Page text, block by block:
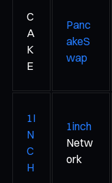
C
A
K
E
Panc
akeS
wap
1I
N
C
H
1inch
Netw
ork